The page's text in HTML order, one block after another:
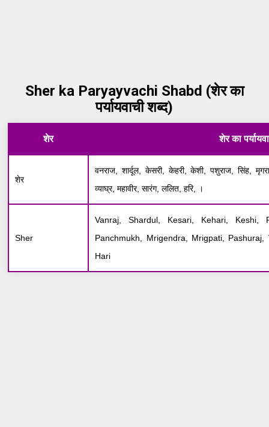
Sher ka Paryayvachi Shabd (शेर का
पर्यायवाची शब्द)
शेर शेर का
शेर
वनराज, शार्दूल, केसरी, केहरी, केशी, पशुराज, सिंह,
व्याघ्र, महावीर, सारंग, ललित, हरि, ।
Sher
Vanraj, Shardul, Kesari, Kehari, Keshi,
Panchmukh, Mrigendra, Mrigpati,
Hari